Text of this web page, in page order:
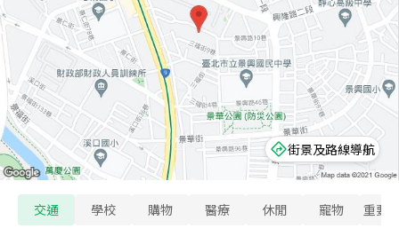
街景及路線導航
交通 學校 購物 醫療 休閒 寵物 重要